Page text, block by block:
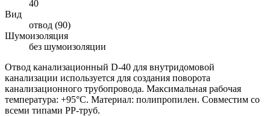
40
Вид
отвод (90)
Шумоизоляция
без шумоизоляции
Отвод канализационный D-40 для внутридомовой
канализации используется для создания поворота
канализационного трубопровода. Максимальная рабочая
температура: +95°С. Материал: полипропилен. Совместим со
всеми типами PP-труб.